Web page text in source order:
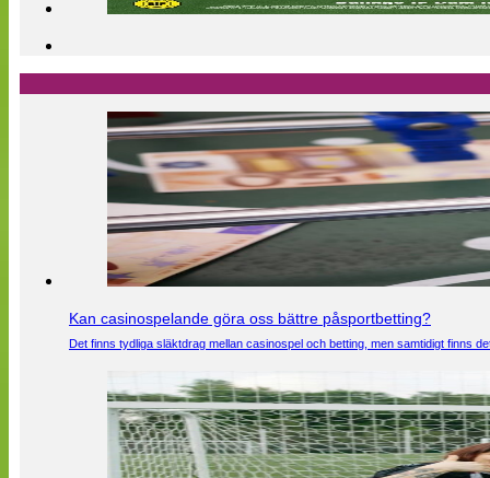
Kan casinospelande göra oss bättre påsportbetting?
Det finns tydliga släktdrag mellan casinospel och betting, men samtidigt finns